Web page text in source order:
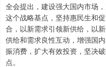
全会提出，建设强大国内市场
这个战略基点，坚持惠民生和
合，以新需求引领新供给，以
供给和需求良性互动，增强国
振消费，扩大有效投资，坚决
点。